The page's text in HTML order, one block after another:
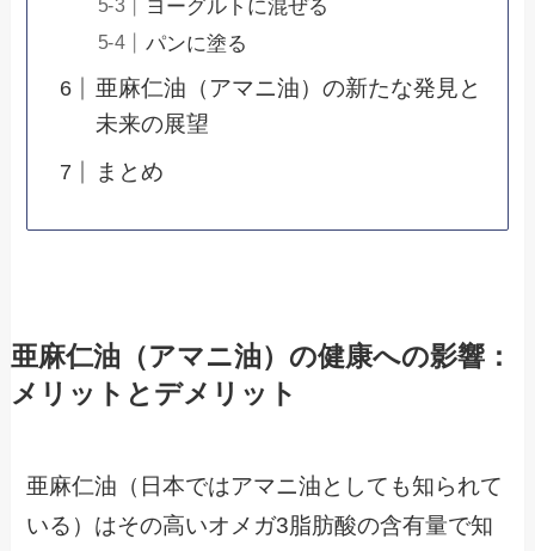
ヨーグルトに混ぜる
パンに塗る
亜麻仁油（アマニ油）の新たな発見と
未来の展望
まとめ
亜麻仁油（アマニ油）の健康への影響：
メリットとデメリット
亜麻仁油（日本ではアマニ油としても知られて
いる）はその高いオメガ3脂肪酸の含有量で知